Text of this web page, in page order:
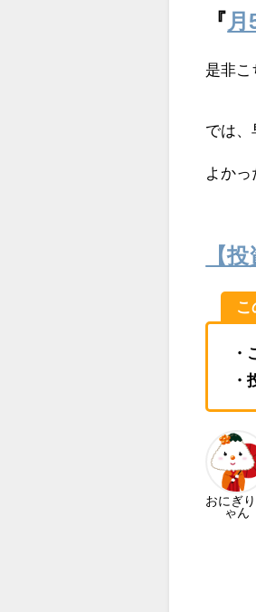
『
是非こ
では、
よか
【
こ
・
・
おにぎ
ゃん